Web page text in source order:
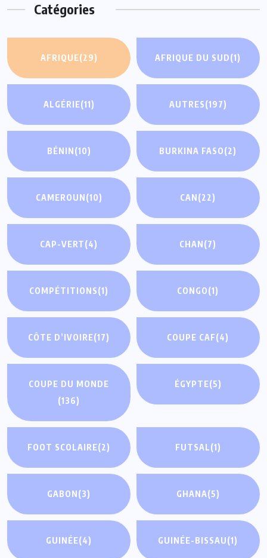
Catégories
AFRIQUE(29) AFRIQUE DU SUD(1)
ALGÉRIE(11) AUTRES(197)
BÉNIN(10) BURKINA FASO(2)
CAMEROUN(10) CAN(22)
CAP-VERT(4) CHAN(7)
COMPÉTITIONS(1) CONGO(1)
CÔTE D’IVOIRE(17) COUPE CAF(4)
COUPE DU MONDE
(136)
ÉGYPTE(5)
FOOT SCOLAIRE(2) FUTSAL(1)
GABON(3) GHANA(5)
GUINÉE(4) GUINÉE-BISSAU(1)